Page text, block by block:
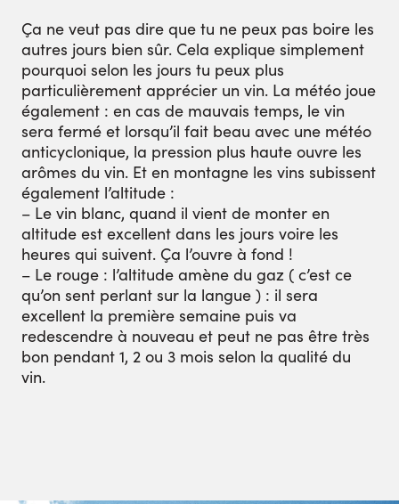
Ça ne veut pas dire que tu ne peux pas boire les
autres jours bien sûr. Cela explique simplement
pourquoi selon les jours tu peux plus
particulièrement apprécier un vin. La météo joue
également : en cas de mauvais temps, le vin
sera fermé et lorsqu’il fait beau avec une météo
anticyclonique, la pression plus haute ouvre les
arômes du vin. Et en montagne les vins subissent
également l’altitude :
– Le vin blanc, quand il vient de monter en
altitude est excellent dans les jours voire les
heures qui suivent. Ça l’ouvre à fond !
– Le rouge : l’altitude amène du gaz ( c’est ce
qu’on sent perlant sur la langue ) : il sera
excellent la première semaine puis va
redescendre à nouveau et peut ne pas être très
bon pendant 1, 2 ou 3 mois selon la qualité du
vin.